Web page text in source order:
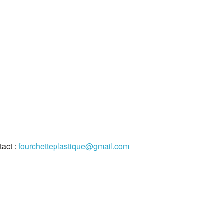
: fourchetteplastique@gmail.com